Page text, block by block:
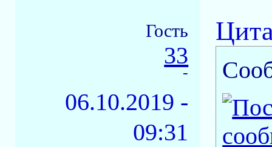
Гость
33
-
06.10.2019 -
09:31